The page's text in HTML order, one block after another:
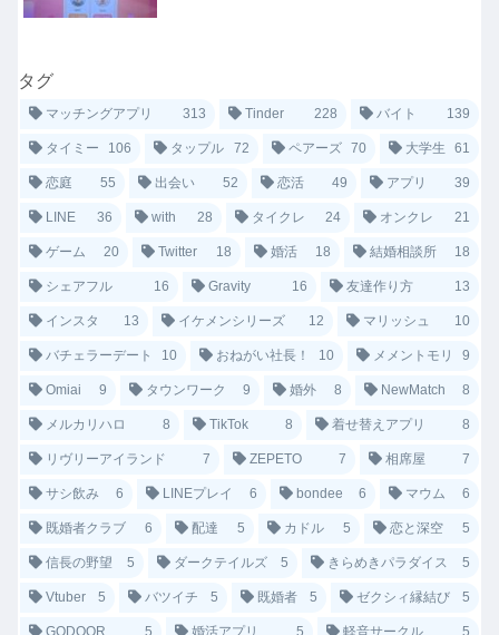
タグ
マッチングアプリ 313 Tinder 228 バイト 139
タイミー 106 タップル 72 ペアーズ 70 大学生 61
恋庭 55 出会い 52 恋活 49 アプリ 39
LINE 36 with 28 タイクレ 24 オンクレ 21
ゲーム 20 Twitter 18 婚活 18 結婚相談所 18
シェアフル 16 Gravity 16 友達作り方 13
インスタ 13 イケメンシリーズ 12 マリッシュ 10
バチェラーデート 10 おねがい社長！ 10 メメントモリ 9
Omiai 9 タウンワーク 9 婚外 8 NewMatch 8
メルカリハロ 8 TikTok 8 着せ替えアプリ 8
リヴリーアイランド 7 ZEPETO 7 相席屋 7
サシ飲み 6 LINEプレイ 6 bondee 6 マウム 6
既婚者クラブ 6 配達 5 カドル 5 恋と深空 5
信長の野望 5 ダークテイルズ 5 きらめきパラダイス 5
Vtuber 5 バツイチ 5 既婚者 5 ゼクシィ縁結び 5
GODOOR 5 婚活アプリ 5 軽音サークル 5